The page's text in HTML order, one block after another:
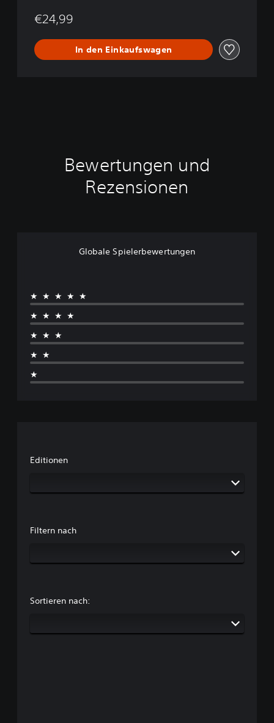
€24,99
In den Einkaufswagen
Bewertungen und
Rezensionen
Globale Spielerbewertungen
★★★★★
★★★★
★★★
★★
★
Editionen
Filtern nach
Sortieren nach: